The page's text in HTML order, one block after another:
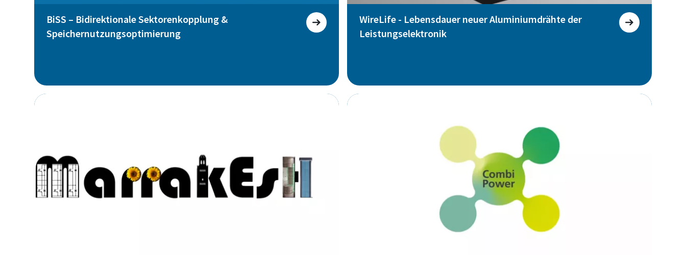
BiSS – Bidirektionale Sektorenkopplung &
Speichernutzungsoptimierung
WireLife - Lebensdauer neuer Aluminiumdrähte der
Leistungselektronik